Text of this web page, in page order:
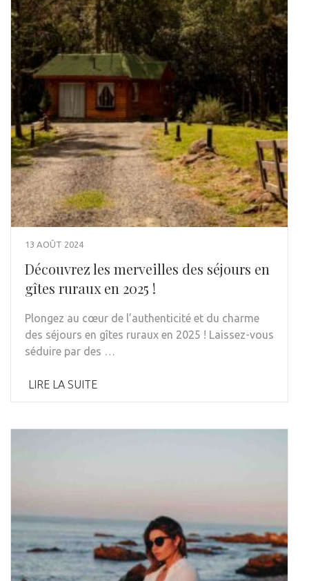
13 AOÛT 2024
Découvrez les merveilles des séjours en
gîtes ruraux en 2025 !
Plongez au cœur de l’authenticité et du charme
des séjours en gîtes ruraux en 2025 ! Laissez-vous
séduire par des …
LIRE LA SUITE